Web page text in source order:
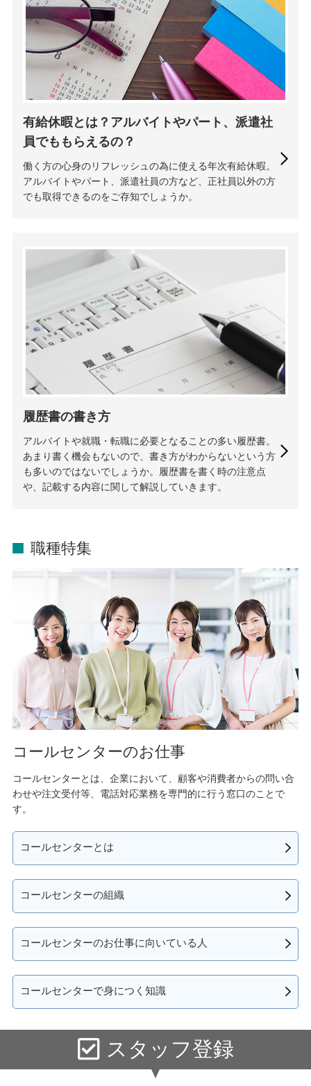
有給休暇とは？アルバイトやパート、派遣社
員でももらえるの？
働く方の心身のリフレッシュの為に使える年次有給休暇。
アルバイトやパート、派遣社員の方など、正社員以外の方
でも取得できるのをご存知でしょうか。
履歴書の書き方
アルバイトや就職・転職に必要となることの多い履歴書。
あまり書く機会もないので、書き方がわからないという方
も多いのではないでしょうか。履歴書を書く時の注意点
や、記載する内容に関して解説していきます。
職種特集
コールセンターのお仕事
コールセンターとは、企業において、顧客や消費者からの問い合
わせや注文受付等、電話対応業務を専門的に行う窓口のことで
す。
コールセンターとは
コールセンターの組織
コールセンターのお仕事に向いている人
コールセンターで身につく知識
スタッフ登録